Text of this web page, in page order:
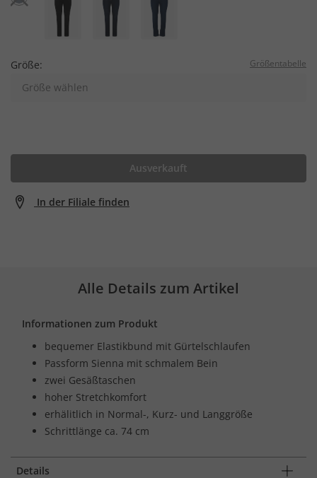
Größe: Größentabelle
Größe wählen
Ausverkauft
In der Filiale finden
Alle Details zum Artikel
Informationen zum Produkt
bequemer Elastikbund mit Gürtelschlaufen
Passform Sienna mit schmalem Bein
zwei Gesäßtaschen
hoher Stretchkomfort
erhälitlich in Normal-, Kurz- und Langgröße
Schrittlänge ca. 74 cm
Details